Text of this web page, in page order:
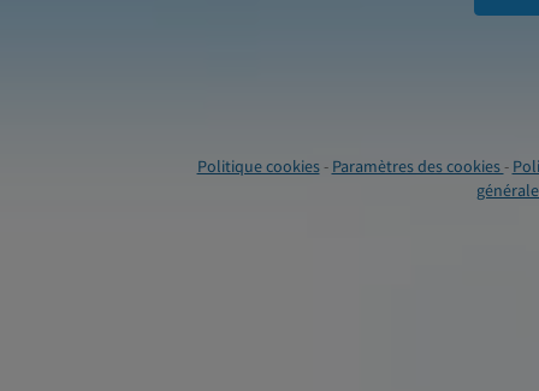
Politique cookies- Paramètres des cookies-